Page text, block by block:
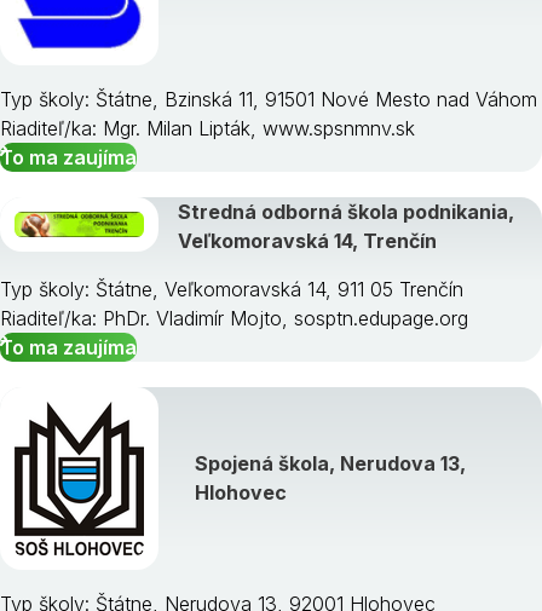
Typ školy: Štátne, Bzinská 11, 91501 Nové Mesto nad Váhom
Riaditeľ/ka: Mgr. Milan Lipták, www.spsnmnv.sk
To ma zaujíma
Stredná odborná škola podnikania,
Veľkomoravská 14, Trenčín
Typ školy: Štátne, Veľkomoravská 14, 911 05 Trenčín
Riaditeľ/ka: PhDr. Vladimír Mojto, sosptn.edupage.org
To ma zaujíma
Spojená škola, Nerudova 13,
Hlohovec
Typ školy: Štátne, Nerudova 13, 92001 Hlohovec